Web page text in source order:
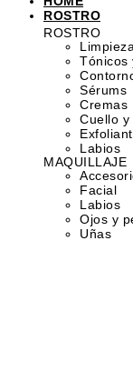
ROSTRO
ROSTRO
Limpieza
Tónicos
Sérums
Cremas
Cuello y
Labios
MAQUILLAJE
Facial
Labios
Ojos y
Uñas